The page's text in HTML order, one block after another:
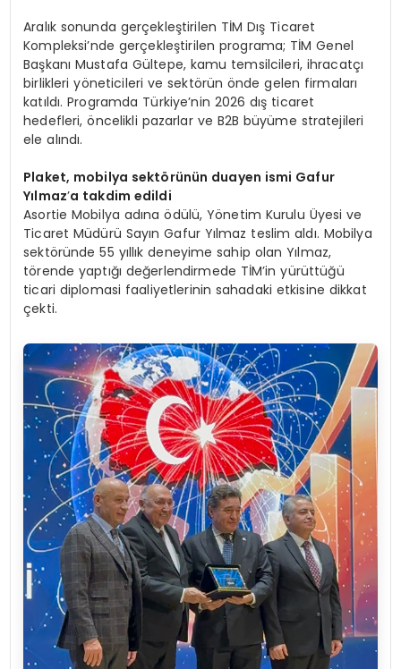
Aralık sonunda gerçekleştirilen TİM Dış Ticaret
Kompleksi’nde gerçekleştirilen programa; TİM Genel
Başkanı Mustafa Gültepe, kamu temsilcileri, ihracatçı
birlikleri yöneticileri ve sektörün önde gelen firmaları
katıldı. Programda Türkiye’nin 2026 dış ticaret
hedefleri, öncelikli pazarlar ve B2B büyüme stratejileri
ele alındı.
Plaket, mobilya sektörünün duayen ismi Gafur
Yılmaz’a takdim edildi
Asortie Mobilya adına ödülü, Yönetim Kurulu Üyesi ve
Ticaret Müdürü Sayın Gafur Yılmaz teslim aldı. Mobilya
sektöründe 55 yıllık deneyime sahip olan Yılmaz,
törende yaptığı değerlendirmede TİM’in yürüttüğü
ticari diplomasi faaliyetlerinin sahadaki etkisine dikkat
çekti.